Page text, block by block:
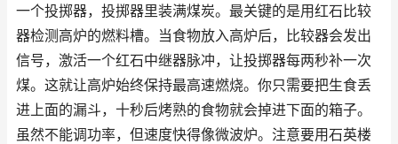
一个投掷器，投掷器里装满煤炭。最关键的是用红石比较
器检测高炉的燃料槽。当食物放入高炉后，比较器会发出
信号，激活一个红石中继器脉冲，让投掷器每两秒补一次
煤。这就让高炉始终保持最高速燃烧。你只需要把生食丢
进上面的漏斗，十秒后烤熟的食物就会掉进下面的箱子。
虽然不能调功率，但速度快得像微波炉。注意要用石英楼